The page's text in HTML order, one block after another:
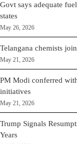
Govt says adequate
states
May 26, 2026
Telangana chemists
May 21, 2026
PM Modi conferred
initiatives
May 21, 2026
Trump Signals
Years